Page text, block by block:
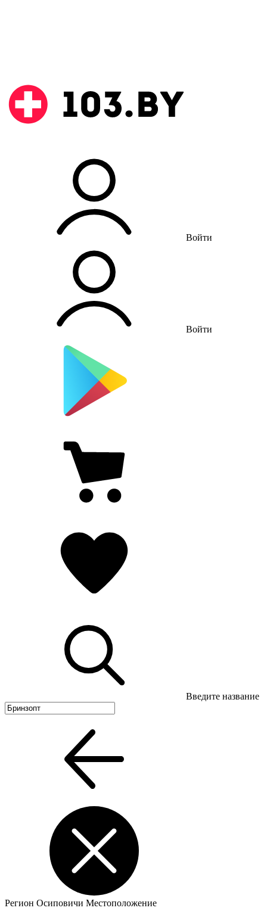
Войти
Войти
Введите название
Регион Осиповичи Местоположение